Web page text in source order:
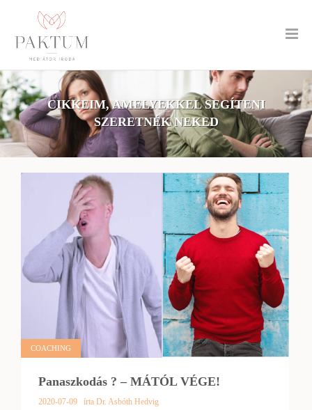
CIKKEIM, AMELYEKKEL SEGÍTENI
SZERETNÉK NEKED
COACHING
Panaszkodás ? – MÁTÓL VÉGE!
2020-07-09 írta Dr. Asbóth Hedvig